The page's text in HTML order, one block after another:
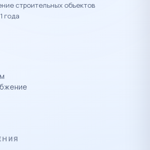
строительных объектов
года